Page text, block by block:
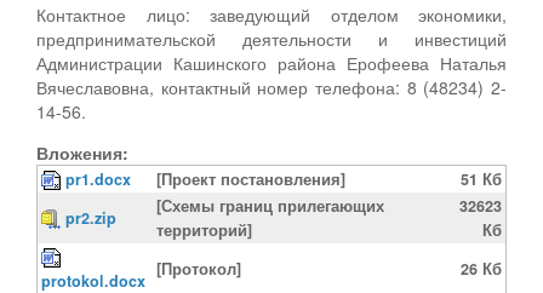
Контактное лицо: заведующий отделом экономики,
предпринимательской деятельности и инвестиций
Администрации Кашинского района Ерофеева Наталья
Вячеславовна, контактный номер телефона: 8 (48234) 2-
14-56.
Вложения:
pr1.docx [Проект постановления]
51 Кб
pr2.zip
[Схемы границ прилегающих
территорий]
32623
Кб
protokol.docx
[Протокол] 26 Кб